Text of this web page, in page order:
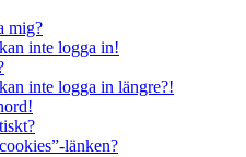
mig?
inte logga in!
inte logga in längre?!
länken?